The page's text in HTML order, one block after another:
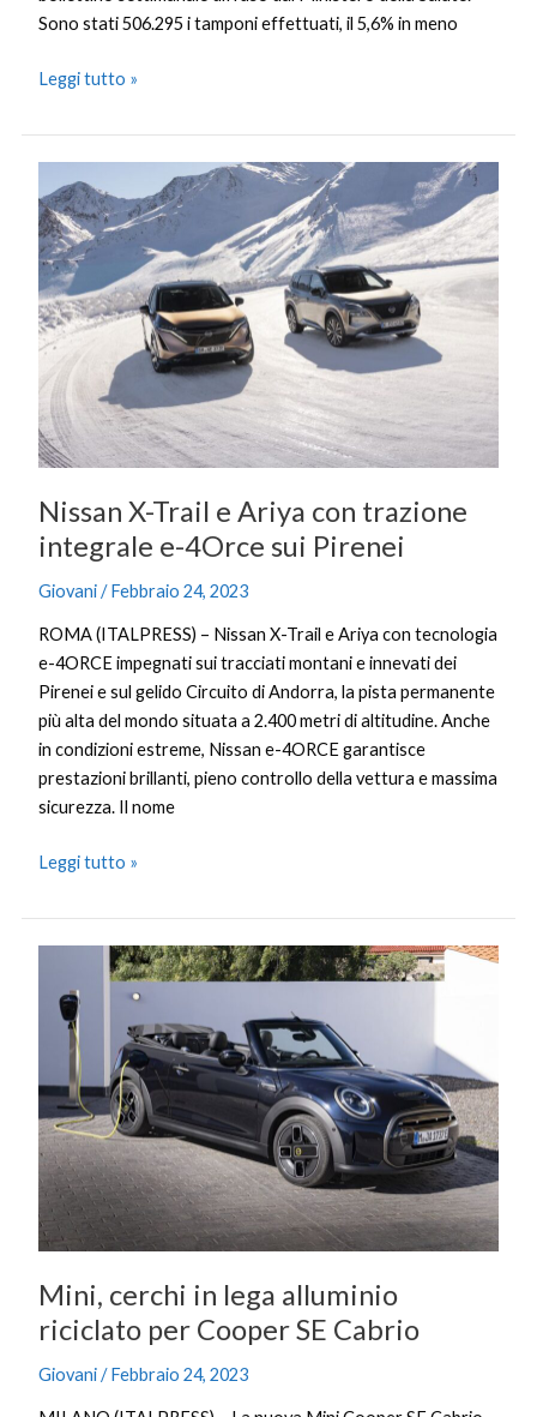
Sono stati 506.295 i tamponi effettuati, il 5,6% in meno
Leggi tutto »
Nissan X-Trail e Ariya con trazione
integrale e-4Orce sui Pirenei
Giovani/Febbraio 24, 2023
ROMA (ITALPRESS) – Nissan X-Trail e Ariya con tecnologia
e-4ORCE impegnati sui tracciati montani e innevati dei
Pirenei e sul gelido Circuito di Andorra, la pista permanente
più alta del mondo situata a 2.400 metri di altitudine. Anche
in condizioni estreme, Nissan e-4ORCE garantisce
prestazioni brillanti, pieno controllo della vettura e massima
sicurezza. Il nome
X-
Trail
e
Ariya
con
trazione
integrale
e-
4Orce
sui
Leggi tutto »
Mini, cerchi in lega alluminio
riciclato per Cooper SE Cabrio
Giovani/Febbraio 24, 2023
cerchi
alluminio
riciclato
per
Cooper
SE
Cabrio